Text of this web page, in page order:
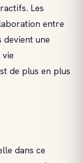
Les
entre
devient une
vie
de plus en plus
dans ce